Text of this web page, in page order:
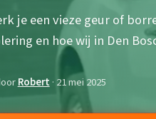
je een vieze geur of
en hoe wij in Den
Robert · 21 mei 2025